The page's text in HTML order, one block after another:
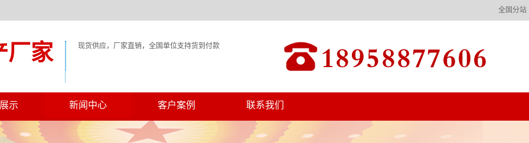
全国分站
厂家 现货供应，厂家直销，全国单位支持货到付款
示 新闻中心 客户案例 联系我们